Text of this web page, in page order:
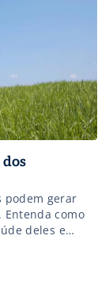
podem gerar
Entenda como
deles e